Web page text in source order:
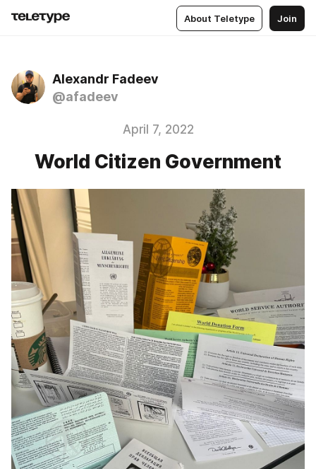
About Teletype Join
Alexandr Fadeev
@afadeev
April 7, 2022
World Citizen Government